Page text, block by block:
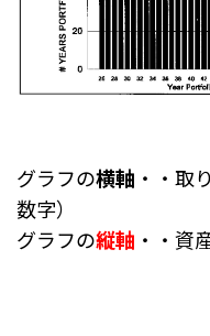
グラフの横軸 ・・取
数字）
グラフの縦軸 ・・資